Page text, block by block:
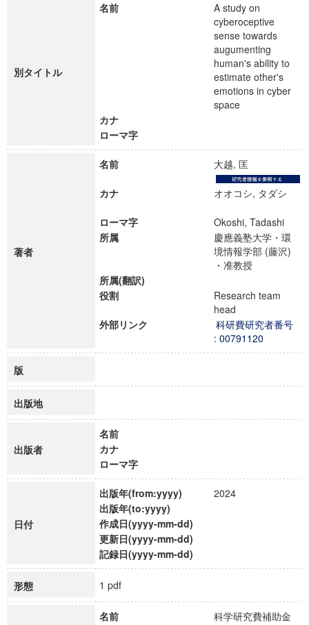
別タイトル
名前
A study on
cyberoceptive
sense towards
augumenting
human's ability to
estimate other's
emotions in cyber
space
カナ
ローマ字
著者
名前 大越, 匡
カナ オオコシ, タダシ
ローマ字
Okoshi, Tadashi
所属
慶應義塾大学・環
境情報学部 (藤沢)
・准教授
所属(翻訳)
役割
Research team
head
外部リンク
科研費研究者番号
: 00791120
版
出版地
出版者
名前
カナ
ローマ字
日付
出版年(from:yyyy)
2024
出版年(to:yyyy)
作成日(yyyy-mm-dd)
更新日(yyyy-mm-dd)
記録日(yyyy-mm-dd)
形態 1 pdf
名前
科学研究費補助金